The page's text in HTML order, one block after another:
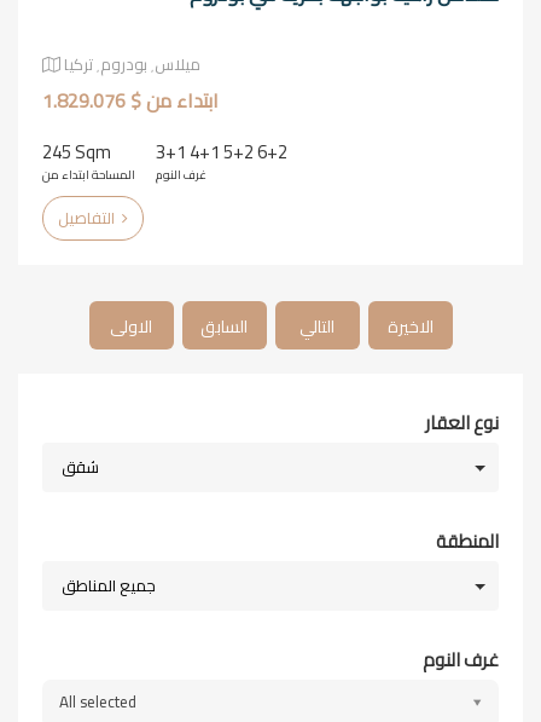
ميلاس٬ بودروم٬ تركيا
ابتداء من $ 1.829.076
245 Sqm
المساحة ابتداء من
3+1 4+1 5+2 6+2
غرف النوم
الاولى السابق التالي الاخيرة
نوع العقار
شقق
المنطقة
جميع المناطق
غرف النوم
All selected